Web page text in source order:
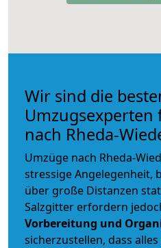
Wir sind die
nach Rheda-
Umzüge nach Rheda-
stressige Angelegenheit,
über große Distanzen
Salzgitter erfordern
Vorbereitung und
sicherzustellen, dass alles